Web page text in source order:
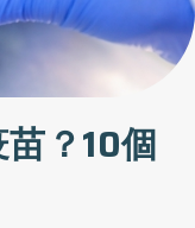
？10個